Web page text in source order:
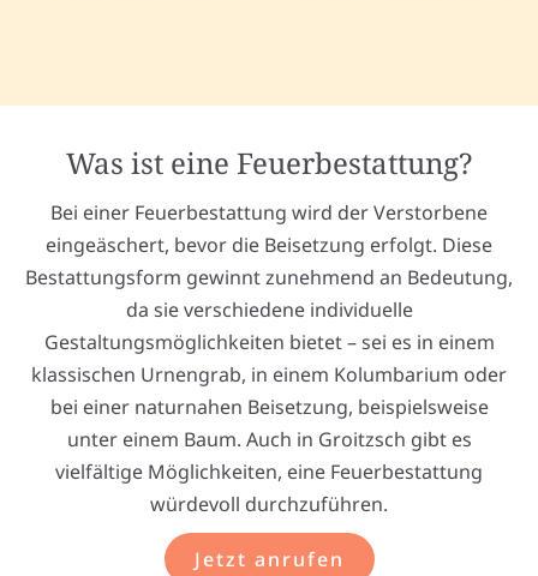
Was ist eine Feuerbestattung?
Bei einer Feuerbestattung wird der Verstorbene
eingeäschert, bevor die Beisetzung erfolgt. Diese
Bestattungsform gewinnt zunehmend an Bedeutung,
da sie verschiedene individuelle
Gestaltungsmöglichkeiten bietet – sei es in einem
klassischen Urnengrab, in einem Kolumbarium oder
bei einer naturnahen Beisetzung, beispielsweise
unter einem Baum. Auch in Groitzsch gibt es
vielfältige Möglichkeiten, eine Feuerbestattung
würdevoll durchzuführen.
Jetzt anrufen